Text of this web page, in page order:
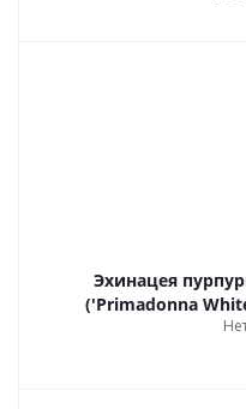
Эхинацея
('Primadonna